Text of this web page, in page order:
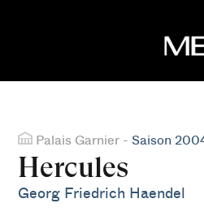
Palais Garnier - Saison
Hercules
Georg Friedrich Haendel